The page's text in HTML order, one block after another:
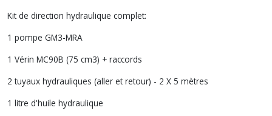
Kit de direction hydraulique complet:
1 pompe GM3-MRA
1 Vérin MC90B (75 cm3) + raccords
2 tuyaux hydrauliques (aller et retour) - 2 X 5 mètres
1 litre d'huile hydraulique